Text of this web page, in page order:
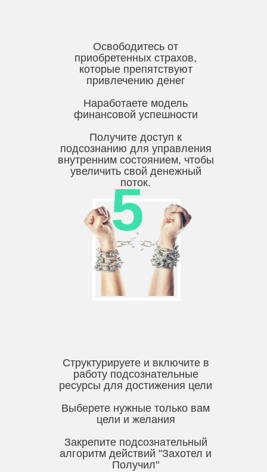
Освободитесь от
приобретенных страхов,
которые препятствуют
привлечению денег
Наработаете модель
финансовой успешности
Получите доступ к
подсознанию для управления
внутренним состоянием, чтобы
увеличить свой денежный
поток.
5
Структурируете и включите в
работу подсознательные
ресурсы для достижения цели
Выберете нужные только вам
цели и желания
Закрепите подсознательный
алгоритм действий "Захотел и
Получил"